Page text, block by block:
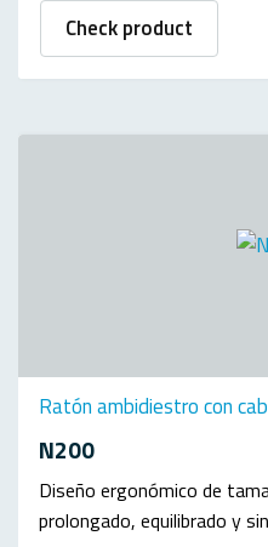
Check product
Ratón ambidiestro con
N200
Diseño ergonómico de
prolongado, equilibrado y